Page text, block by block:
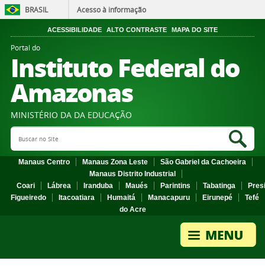
BRASIL Acesso à informação
ACESSIBILIDADE ALTO CONTRASTE MAPA DO SITE
Portal do
Instituto Federal do
Amazonas
MINISTÉRIO DA DA EDUCAÇÃO
Search Site
Manaus Centro Manaus Zona Leste
São Gabriel da Cachoeira
Manaus Distrito Industrial
Coari
Lábrea Iranduba Maués Parintins Tabatinga
Figueiredo
Itacoatiara Humaitá Manacapuru Eirunepé
Tefé
do Acre